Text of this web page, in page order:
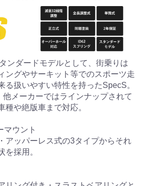
ンダードモデルとして、街乗りは
ングやサーキット等でのスポーツ走
る扱いやすい特性を持ったSpecS。
メーカーではラインナップされて
種や絶版車まで対応。
マウント
アッパーレス式の3タイプからそれ
を採用。